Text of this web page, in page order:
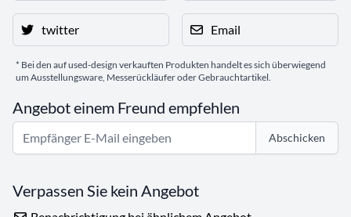
twitter Email
* Bei den auf used-design verkauften Produkten handelt es sich überwiegend
um Ausstellungsware, Messerückläufer oder Gebrauchtartikel.
Angebot einem Freund empfehlen
Abschicken
Verpassen Sie kein Angebot